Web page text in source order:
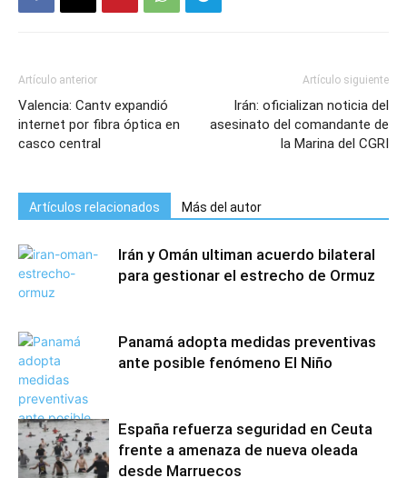
Artículo anterior
Valencia: Cantv expandió
internet por fibra óptica en
casco central
Artículo siguiente
Irán: oficializan noticia del
asesinato del comandante de
la Marina del CGRI
Artículos relacionados Más del autor
Irán y Omán ultiman acuerdo bilateral
para gestionar el estrecho de Ormuz
Panamá adopta medidas preventivas
ante posible fenómeno El Niño
España refuerza seguridad en Ceuta
frente a amenaza de nueva oleada
desde Marruecos